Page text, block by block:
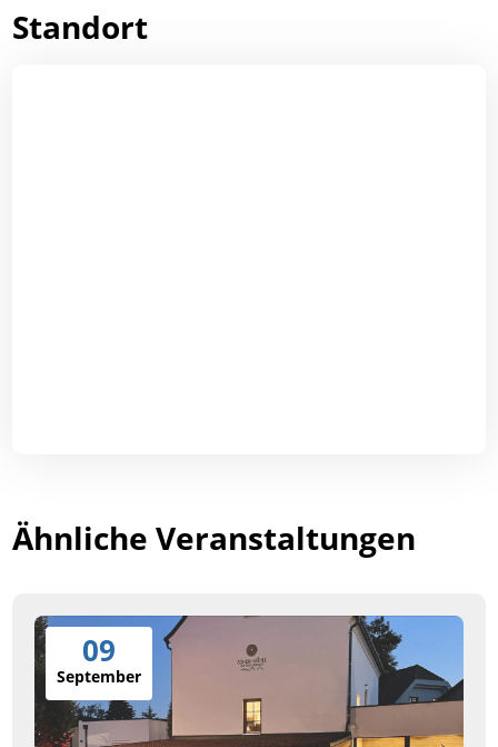
Standort
Ähnliche Veranstaltungen
09
September